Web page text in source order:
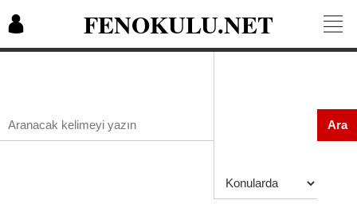
FENOKULU.NET
Ara